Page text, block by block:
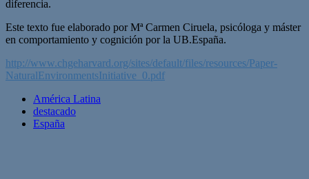
diferencia.
Este texto fue elaborado por Mª Carmen Ciruela, psicóloga y máster
en comportamiento y cognición por la UB.España.
http://www.chgeharvard.org/sites/default/files/resources/Paper-
NaturalEnvironmentsInitiative_0.pdf
América Latina
destacado
España